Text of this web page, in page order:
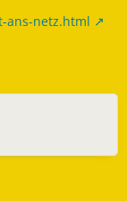
ans-netz.html